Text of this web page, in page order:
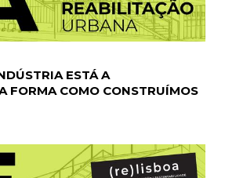
ESTÁ A
FORMA COMO CONSTRUÍMOS